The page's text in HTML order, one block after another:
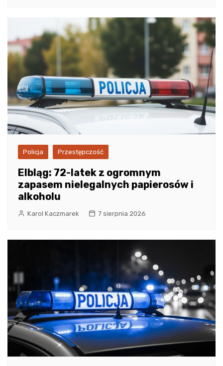
Policja Przestępczość
Elbląg: 72-latek z ogromnym
zapasem nielegalnych papierosów i
alkoholu
Karol Kaczmarek 7 sierpnia 2026